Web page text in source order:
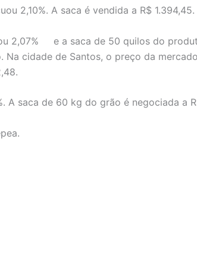
2,10%. A saca é vendida a R$ 1.394,45.
2,07% e a saca de 50 quilos do
Na cidade de Santos, o preço da
A saca de 60 kg do grão é negociada a